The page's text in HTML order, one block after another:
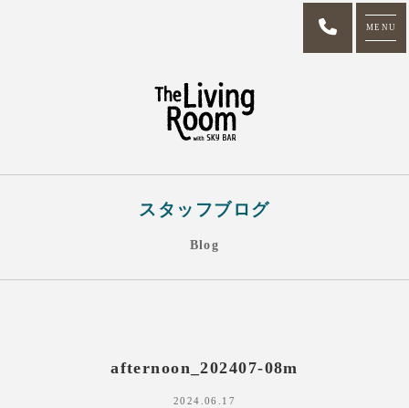
MENU
スタッフブログ
Blog
afternoon_202407-08m
2024.06.17